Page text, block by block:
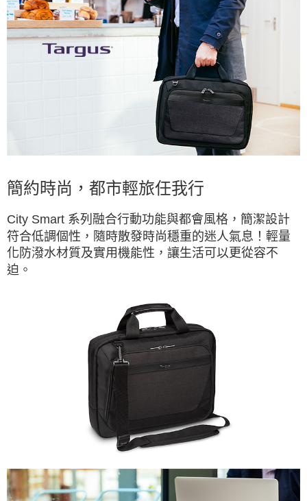
貨到付款
每筆NT$80，滿NT$1,000(含以上)免運費
簡約時尚，都市輕旅任我行
City Smart 系列融合行動功能與都會風格，簡潔設計
符合低調個性，隨時散發時尚穩重的迷人氣息！輕量
化防潑水材質及實用機能性，讓生活可以更從容不
迫。